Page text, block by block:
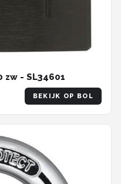
- SL34601
BEKIJK OP BOL